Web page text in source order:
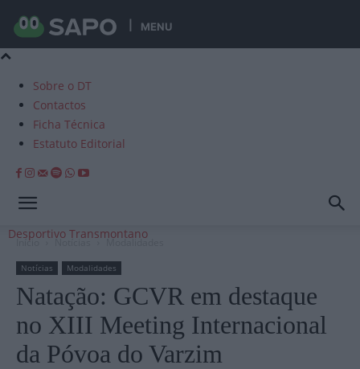
MENU
Sobre o DT
Contactos
Ficha Técnica
Estatuto Editorial
Desportivo Transmontano
Início Notícias Modalidades
Notícias Modalidades
Natação: GCVR em destaque
no XIII Meeting Internacional
da Póvoa do Varzim